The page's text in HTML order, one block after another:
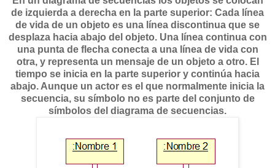
de izquierda a derecha en la parte superior: Cada línea
de vida de un objeto es una línea discontinua que se
desplaza hacia abajo del objeto. Una línea continua con
una punta de flecha conecta a una línea de vida con
otra, y representa un mensaje de un objeto a otro. El
tiempo se inicia en la parte superior y continúa hacia
abajo. Aunque un actor es el que normalmente inicia la
secuencia, su símbolo no es parte del conjunto de
símbolos del diagrama de secuencias.